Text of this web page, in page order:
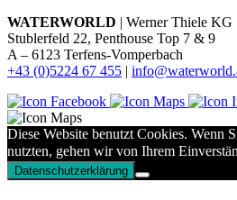
WATERWORLD | Werner Thiele KG
Stublerfeld 22, Penthouse Top 7 & 9
A – 6123 Terfens-Vomperbach
+43 (0)5224 67 455 |
Diese Website benutzt Cookies. Wenn
nutzten, gehen wir von Ihrem
Datenschutzerklärung